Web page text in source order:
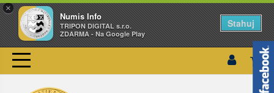
×
Numis Info
TRIPON DIGITAL s.r.o.
ZDARMA - Na Google Play
Stahuj